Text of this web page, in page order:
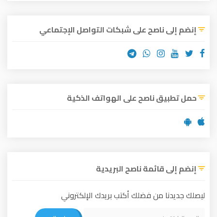
إنضم إلى ناصح على شبكات التواصل الإجتماعي
حمل تطبيق ناصح على الهواتف الذكية
إنضم إلى قائمة ناصح البريدية
ليصلك جديدنا من فضلك أكتب بريدك الإلكتروني